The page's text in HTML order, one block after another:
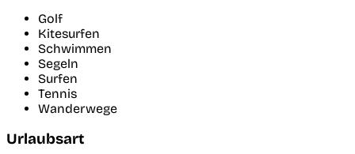
Golf
Kitesurfen
Schwimmen
Segeln
Surfen
Tennis
Wanderwege
Urlaubsart